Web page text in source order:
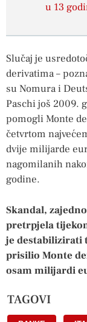
u 13
Slučaj je
derivatima –
su Nomura i
Paschi još 2009.
pomogli Monte
četvrtom
dvije milijarde
nagomilanih
godine.
Skandal,
pretrpjela
je destabilizirati
prisilio Monte
osam milijardi
TAGOVI